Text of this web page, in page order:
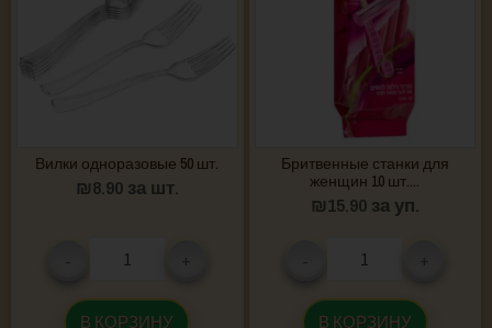
Вилки одноразовые 50 шт.
₪8.90 за шт.
В КОРЗИНУ
Бритвенные станки для
женщин 10 шт....
₪15.90 за уп.
В КОРЗИНУ